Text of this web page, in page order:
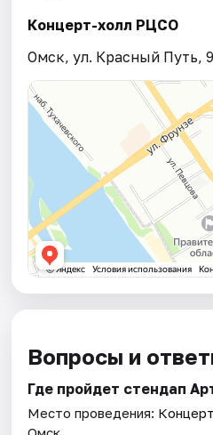
Концерт-холл РЦСО
Омск, ул. Красный Путь, 9
Вопросы и
Где пройдет стендап
Место проведения: